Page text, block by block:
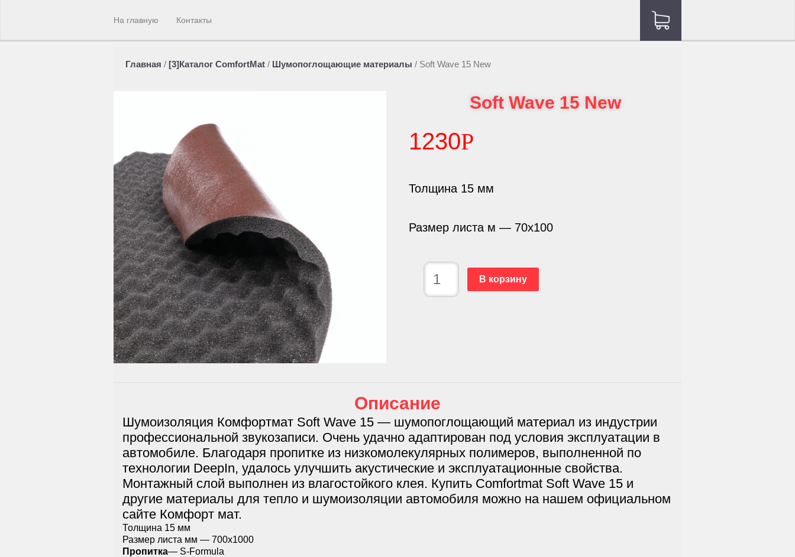
На главную Контакты
Главная / [3]Каталог ComfortMat / Шумопоглощающие материалы / Soft Wave 15 New
Soft Wave 15 New
1230Р
Толщина 15 мм
Размер листа м — 70х100
В корзину
Описание
Шумоизоляция Комфортмат Soft Wave 15 — шумопоглощающий материал из индустрии
профессиональной звукозаписи. Очень удачно адаптирован под условия эксплуатации в
автомобиле. Благодаря пропитке из низкомолекулярных полимеров, выполненной по
технологии DeepIn, удалось улучшить акустические и эксплуатационные свойства.
Монтажный слой выполнен из влагостойкого клея. Купить Comfortmat Soft Wave 15 и
другие материалы для тепло и шумоизоляции автомобиля можно на нашем официальном
сайте Комфорт мат.
Толщина 15 мм
Размер листа мм — 700х1000
Пропитка— S-Formula